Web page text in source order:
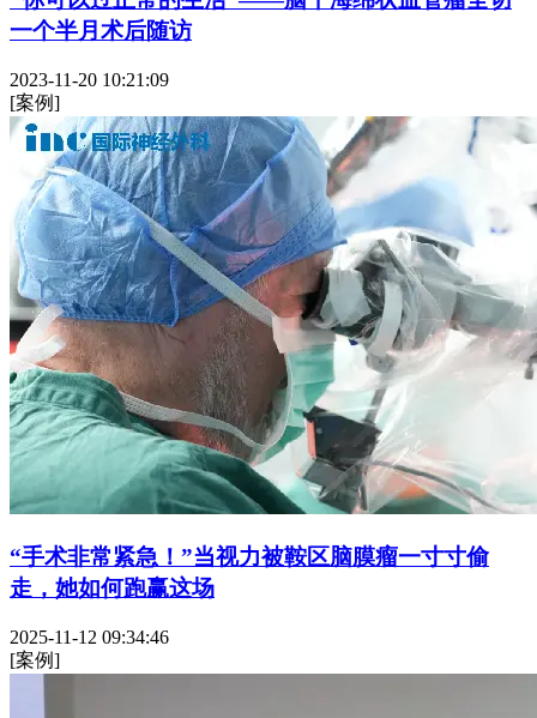
一个半月术后随访
2023-11-20 10:21:09
[案例]
“手术非常紧急！”当视力被鞍区脑膜瘤一寸寸偷
走，她如何跑赢这场
2025-11-12 09:34:46
[案例]